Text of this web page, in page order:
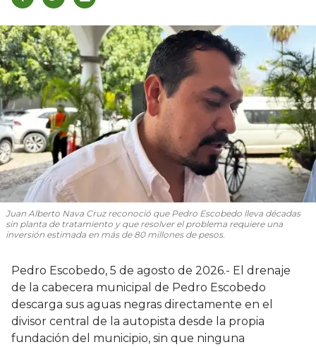
Juan Alberto Nava Cruz reconoció que Pedro Escobedo lleva décadas
sin planta de tratamiento y que resolver el problema requiere una
inversión estimada en más de 80 millones de pesos.
Pedro Escobedo, 5 de agosto de 2026.- El drenaje
de la cabecera municipal de Pedro Escobedo
descarga sus aguas negras directamente en el
divisor central de la autopista desde la propia
fundación del municipio, sin que ninguna